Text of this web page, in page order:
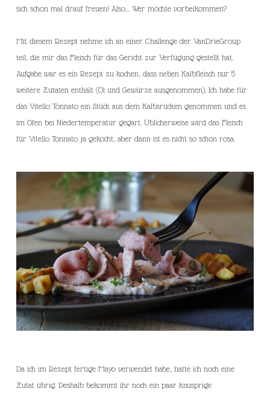
sich schon mal drauf freuen! Also… Wer möchte vorbeikommen?
Mit diesem Rezept nehme ich an einer Challenge der VanDrieGroup
teil, die mir das Fleisch für das Gericht zur Verfügung gestellt hat.
Aufgabe war es ein Rezept zu kochen, dass neben Kalbfleisch nur 5
weitere Zutaten enthält (Öl und Gewürze ausgenommen). Ich habe für
das Vitello Tonnato ein Stück aus dem Kalbsrücken genommen und es
im Ofen bei Niedertemperatur gegart. Üblicherweise wird das Fleisch
für Vitello Tonnato ja gekocht, aber dann ist es nicht so schön rosa.
Da ich im Rezept fertige Mayo verwendet habe, hatte ich noch eine
Zutat übrig. Deshalb bekommt ihr noch ein paar knusprige